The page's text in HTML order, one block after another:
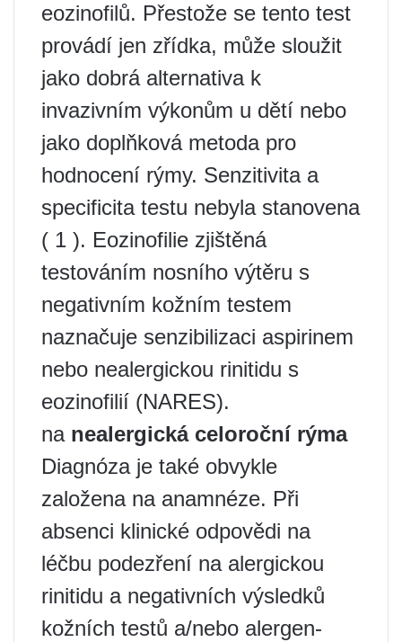
eozinofilů. Přestože se tento test
provádí jen zřídka, může sloužit
jako dobrá alternativa k
invazivním výkonům u dětí nebo
jako doplňková metoda pro
hodnocení rýmy. Senzitivita a
specificita testu nebyla stanovena
( 1 ). Eozinofilie zjištěná
testováním nosního výtěru s
negativním kožním testem
naznačuje senzibilizaci aspirinem
nebo nealergickou rinitidu s
eozinofilií (NARES).
na nealergická celoroční rýma
Diagnóza je také obvykle
založena na anamnéze. Při
absenci klinické odpovědi na
léčbu podezření na alergickou
rinitidu a negativních výsledků
kožních testů a/nebo alergen-